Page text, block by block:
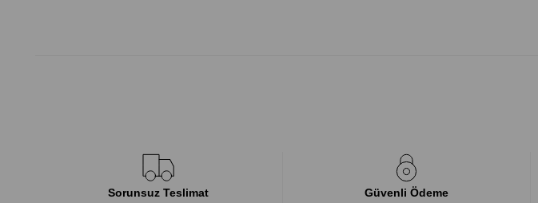
Sorunsuz Teslimat Güvenli Ödeme